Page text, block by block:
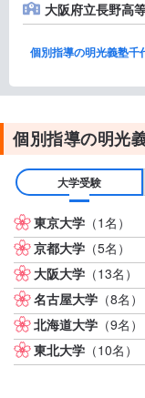
大阪府立長野高
個別指導の明光義塾千
個別指導の明光
大学受験
東京大学 （1名）
京都大学 （5名）
大阪大学 （13名）
名古屋大学 （8名）
北海道大学 （9名）
東北大学 （10名）